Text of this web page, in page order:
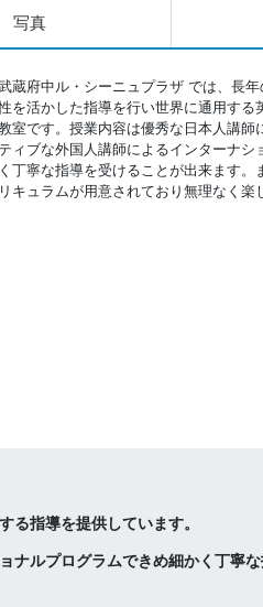
写真
蔵府中ル・シーニュプラザ では、長
を活かした指導を行い世界に通用する
室です。授業内容は優秀な日本人講師
ィブな外国人講師によるインターナシ
丁寧な指導を受けることが出来ます。
キュラムが用意されており無理なく楽
る指導を提供しています。
ナルプログラムできめ細かく丁寧